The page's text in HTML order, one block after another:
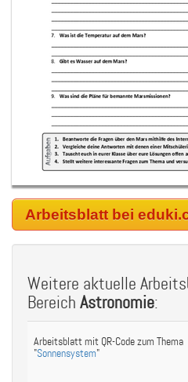
Arbeitsblatt bei
Weitere aktuelle
Bereich Astronomie:
Arbeitsblatt mit QR-Code zum Thema
"Sonnensystem"